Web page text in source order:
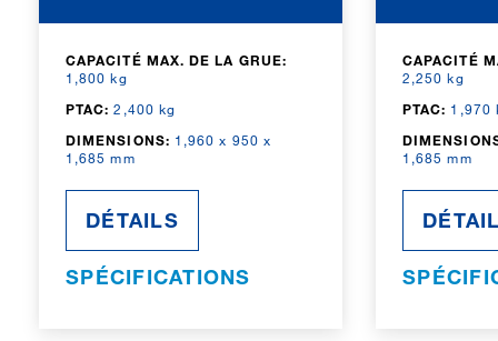
CAPACITÉ MAX. DE LA GRUE:
1,800 kg
PTAC: 2,400 kg
DIMENSIONS: 1,960 x 950 x
1,685 mm
DÉTAILS
SPÉCIFICATIONS
CAPACITÉ
2,250 kg
PTAC: 1,970
1,685 mm